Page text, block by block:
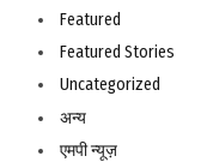
Featured
Featured Stories
Uncategorized
अन्य
एमपी न्यूज़